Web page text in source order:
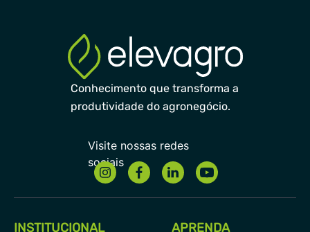
Conhecimento que transforma a
produtividade do agronegócio.
INSTITUCIONAL APRENDA